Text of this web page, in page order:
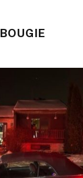
BOUGIE